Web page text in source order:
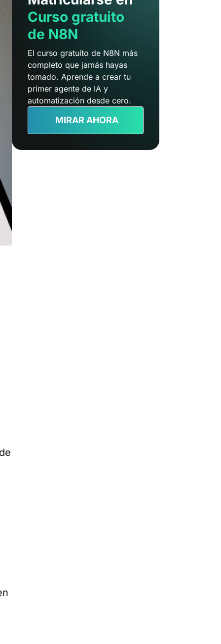
Curso gratuito
de N8N
El curso gratuito de N8N más
completo que jamás hayas
tomado. Aprende a crear tu
primer agente de IA y
automatización desde cero.
MIRAR AHORA